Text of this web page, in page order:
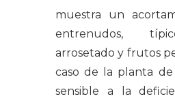
muestra un
entrenudos,
arrosetado y frutos
caso de la planta
sensible a la